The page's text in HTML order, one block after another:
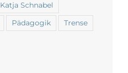
Katja Schnabel
Pädagogik Trense